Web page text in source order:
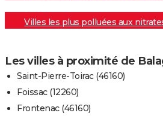
Villes les plus polluées aux
Les villes à proximité de
Saint-Pierre-Toirac (46160)
Foissac (12260)
Frontenac (46160)